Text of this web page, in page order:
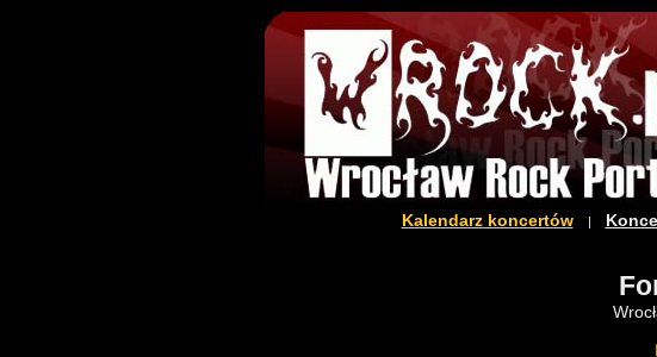
Kalendarz koncertów|